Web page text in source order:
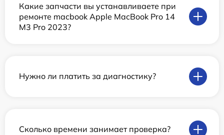
Какие запчасти вы устанавливаете при
ремонте macbook Apple MacBook Pro 14
M3 Pro 2023?
Нужно ли платить за диагностику?
Сколько времени занимает проверка?